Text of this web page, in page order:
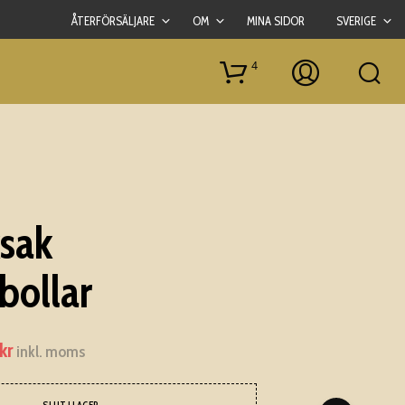
ÅTERFÖRSÄLJARE OM MINA SIDOR SVERIGE
4
krDet
nuvarande
inkl. moms